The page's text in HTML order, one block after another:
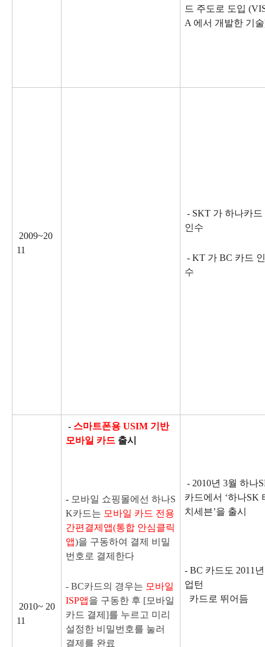
드 주도로 도입
A 에서 개발한 기
2009~20
11
- SKT 가 하나카드
인수
- KT 가 BC 카드 인
수
2010~ 20
11
- 스마트폰용 USIM 기반
모바일 카드 출시
- 모바일 쇼핑몰에선 하나S
K카드는 모바일 카드 전용
간편결제앱(통합 안심클릭
앱)을 구동하여 결제 비밀
번호로 결제한다
- BC카드의 경우는 모바일
ISP앱을 구동한 후 [모바일
카드 결제]를 누르고 미리
설정한 비밀번호를 눌러
결제를 완료
- 2010년 3월 하나
카드에서 ‘하나SK
치세븐’을 출시
- BC 카드도 2011년
업턴
카드로 뛰어듬